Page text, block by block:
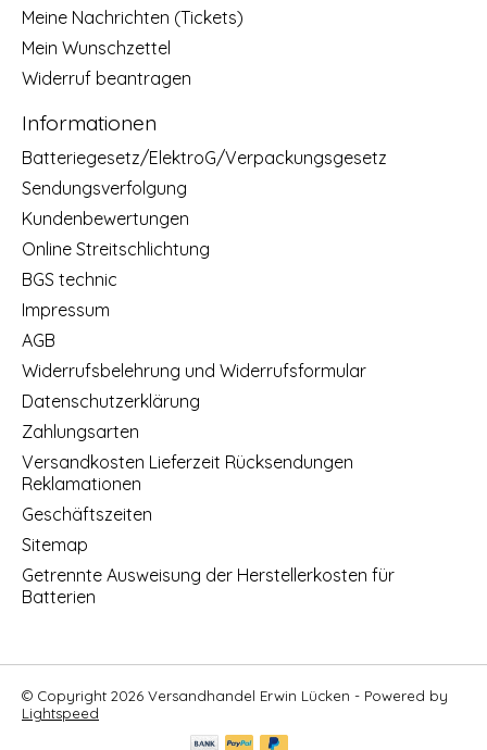
Meine Nachrichten (Tickets)
Mein Wunschzettel
Widerruf beantragen
Informationen
Batteriegesetz/ElektroG/Verpackungsgesetz
Sendungsverfolgung
Kundenbewertungen
Online Streitschlichtung
BGS technic
Impressum
AGB
Widerrufsbelehrung und Widerrufsformular
Datenschutzerklärung
Zahlungsarten
Versandkosten Lieferzeit Rücksendungen
Reklamationen
Geschäftszeiten
Sitemap
Getrennte Ausweisung der Herstellerkosten für
Batterien
© Copyright 2026 Versandhandel Erwin Lücken - Powered by
Lightspeed